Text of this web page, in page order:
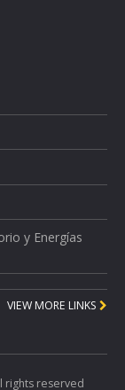
y Energías
VIEW MORE LINKS
rights reserved